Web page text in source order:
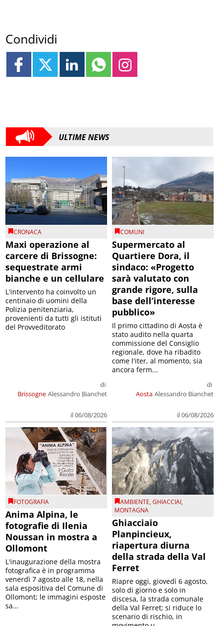
Condividi
ULTIME NEWS
CRONACA
Maxi operazione al
carcere di Brissogne:
sequestrate armi
bianche e un cellulare
Brissogne
di
Alessandro Bianchet
il 06/08/2026
L'intervento ha coinvolto un
centinaio di uomini della
Polizia penitenziaria,
provenienti da tutti gli istituti
del Provveditorato
COMUNI
Supermercato al
Quartiere Dora, il
sindaco: «Progetto
sarà valutato con
grande rigore, sulla
base dell’interesse
pubblico»
Aosta
di
Alessandro Bianchet
il 06/08/2026
Il primo cittadino di Aosta è
stato audito nella quarta
commissione del Consiglio
regionale, dove ha ribadito
come l'iter, al momento, sia
ancora ferm...
FOTOGRAFIA
Anima Alpina, le
fotografie di Ilenia
Noussan in mostra a
Ollomont
L'inaugurazione della mostra
fotografica è in programma
venerdì 7 agosto alle 18, nella
sala espositiva del Comune di
Ollomont; le immagini esposte
sa...
AMBIENTE,GHIACCIAI,
MONTAGNA
Ghiacciaio
Planpincieux,
riapertura diurna
della strada della Val
Ferret
Riapre oggi, giovedì 6 agosto,
solo di giorno e solo in
discesa, la strada comunale
della Val Ferret; si riduce lo
scenario di rischio, in